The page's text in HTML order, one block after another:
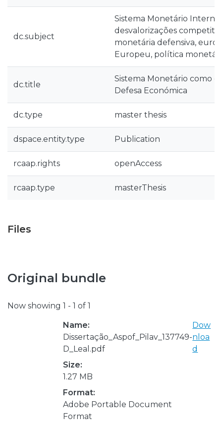
dc.subject
Sistema Monetário
desvalorizações
monetária defensiva,
Europeu, política
dc.title
Sistema Monetário como
Defesa Económica
dc.type master thesis
dspace.entity.type Publication
rcaap.rights openAccess
rcaap.type masterThesis
Files
Original bundle
Now showing 1 - 1 of 1
Name:
Dissertação_Aspof_Pilav_137749-
D_Leal.pdf
Size:
1.27 MB
Format:
Adobe Portable Document
Format
Dow
nloa
d